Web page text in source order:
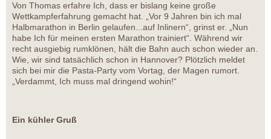
Von Thomas erfahre Ich, dass er bislang keine große
Wettkampferfahrung gemacht hat. „Vor 9 Jahren bin ich mal
Halbmarathon in Berlin gelaufen...auf Inlinern“, grinst er. „Nun
habe Ich für meinen ersten Marathon trainiert“. Während wir
recht ausgiebig rumklönen, hält die Bahn auch schon wieder an.
Wie, wir sind tatsächlich schon in Hannover? Plötzlich meldet
sich bei mir die Pasta-Party vom Vortag, der Magen rumort.
„Verdammt, Ich muss mal dringend wohin!“
Ein kühler Gruß